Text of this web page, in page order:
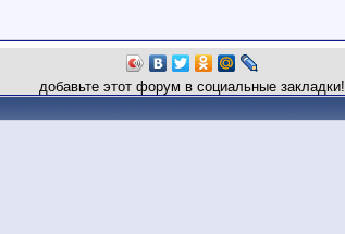
добавьте этот форум в социальные закладки!